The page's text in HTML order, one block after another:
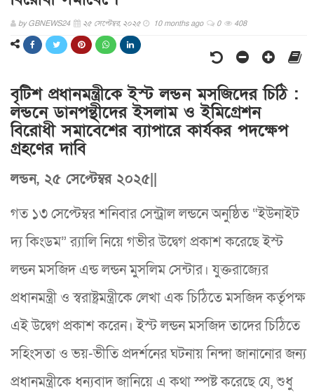
byGBNEWS24 ২৫ সেপ্টেম্বর, ২০২৫ 10 months ago 0 408
বৃটিশ প্রধানমন্ত্রীকে ইস্ট লন্ডন মসজিদের চিঠি :
লন্ডনে ডানপন্থীদের ইসলাম ও ইমিগ্রেশন
বিরোধী সমাবেশের ব্যাপারে কার্যকর পদক্ষেপ
গ্রহণের দাবি
লন্ডন, ২৫ সেপ্টেম্বর ২০২৫||
গত ১৩ সেপ্টেম্বর শনিবার সেন্ট্রাল লন্ডনে অনুষ্ঠিত “ইউনাইট
দ্য কিংডম” র‌্যালি নিয়ে গভীর উদ্বেগ প্রকাশ করেছে ইস্ট
লন্ডন মসজিদ এন্ড লন্ডন মুসলিম সেন্টার। যুক্তরাজ্যের
প্রধানমন্ত্রী ও স্বরাষ্ট্রমন্ত্রীকে লেখা এক চিঠিতে মসজিদ কর্তৃপক্ষ
এই উদ্বেগ প্রকাশ করেন। ইস্ট লন্ডন মসজিদ তাদের চিঠিতে
সহিংসতা ও ভয়-ভীতি প্রদর্শনের ঘটনায় নিন্দা জানানোর জন্য
প্রধানমন্ত্রীকে ধন্যবাদ জানিয়ে এ কথা স্পষ্ট করেছে যে, শুধু